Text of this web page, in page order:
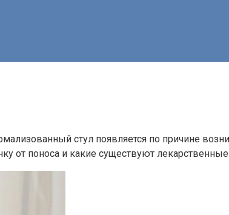
стул появляется по причине
поноса и какие существуют лекарственные